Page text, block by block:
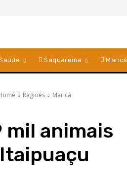
Saquarema Maricá
Regiões Maricá
mil animais